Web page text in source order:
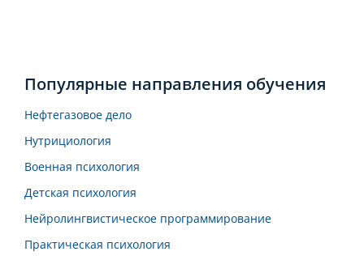
Популярные направления обучения
Нефтегазовое дело
Нутрициология
Военная психология
Детская психология
Нейролингвистическое программирование
Практическая психология